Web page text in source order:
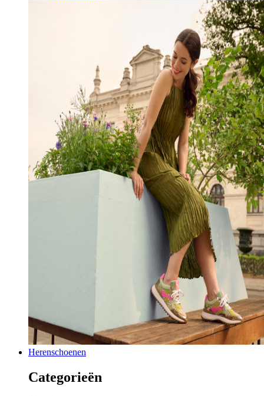
Herenschoenen
Categorieën